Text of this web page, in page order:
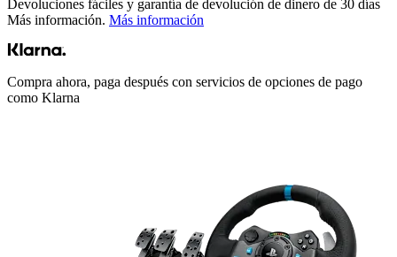
Devoluciones fáciles y garantía de devolución de dinero de 30 días
Más información. Más información
Compra ahora, paga después con servicios de opciones de pago
como Klarna